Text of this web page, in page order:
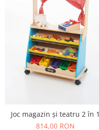
Joc magazin și teatru 2 în 1
814,00 RON